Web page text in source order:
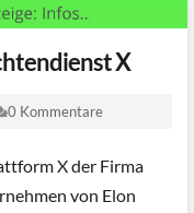
X
0 Kommentare
X der Firma
von Elon